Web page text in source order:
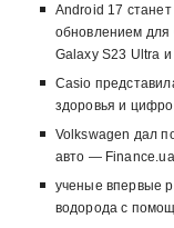
Android 17
обновлением для
Galaxy S23 Ultra
Casio
здоровья и
Volkswagen дал
авто — Finance.ua
ученые впервые
водорода с